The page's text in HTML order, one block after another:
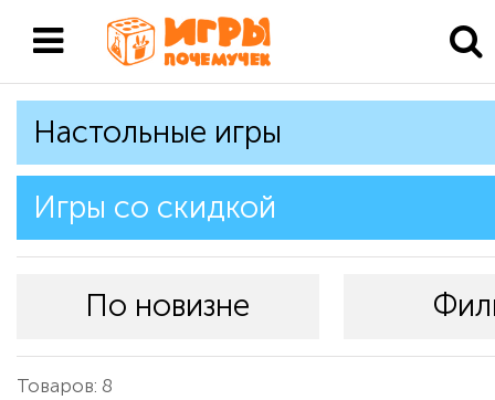
Настольные игры
Игры со скидкой
По новизне
Товаров: 8